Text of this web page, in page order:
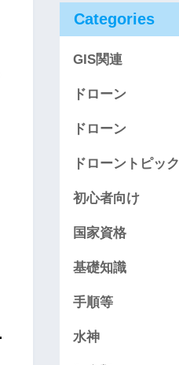
Categories
GIS関連
ドローン
ドローン
ドローントピック
初心者向け
国家資格
基礎知識
手順等
水神